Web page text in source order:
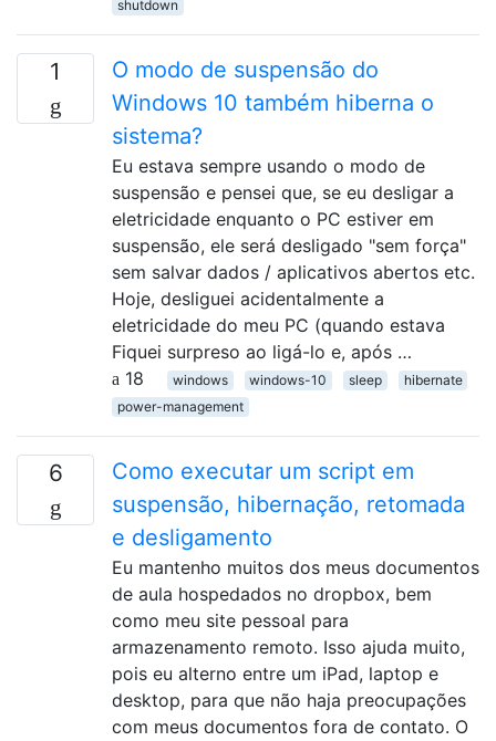
shutdown
1
O modo de suspensão do
Windows 10 também hiberna o
sistema?
Eu estava sempre usando o modo de
suspensão e pensei que, se eu desligar a
eletricidade enquanto o PC estiver em
suspensão, ele será desligado "sem força"
sem salvar dados / aplicativos abertos etc.
Hoje, desliguei acidentalmente a
eletricidade do meu PC (quando estava
Fiquei surpreso ao ligá-lo e, após …
18
windows windows-10 sleep
hibernate
power-management
6
Como executar um script em
suspensão, hibernação, retomada
e desligamento
Eu mantenho muitos dos meus documentos
de aula hospedados no dropbox, bem
como meu site pessoal para
armazenamento remoto. Isso ajuda muito,
pois eu alterno entre um iPad, laptop e
desktop, para que não haja preocupações
com meus documentos fora de contato. O